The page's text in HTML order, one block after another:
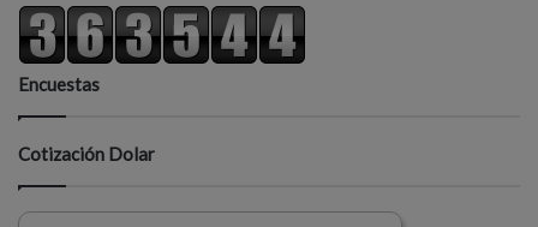
Encuestas
Cotización Dolar